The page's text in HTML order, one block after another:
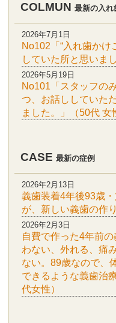
COLMUN 最新の入れ
2026年7月1日
No102「“入れ歯かけ
していた所と思いま
2026年5月19日
No101「スタッフの
つ、お話ししていた
ました。」（50代 女
CASE 最新の症例
2026年2月13日
義歯装着4年後93歳
が、新しい義歯の作
2026年2月3日
自費で作った4年前
わない、外れる、痛
ない。89歳なので、
できるような義歯治
代女性）